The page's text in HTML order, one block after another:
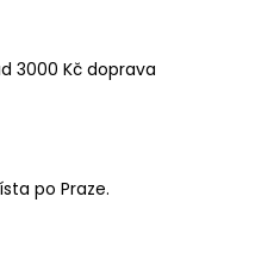
3000 Kč doprava
po Praze.